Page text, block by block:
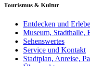
Tourismus & Kultur
Entdecken und
Museum, Stadthalle,
Sehenswertes
Service und Kontakt
Stadtplan, Anreise,